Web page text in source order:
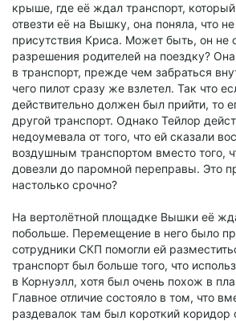
крыше, где её ждал транспорт,
отвезти её на Вышку, она поняла, что
присутствия Криса. Может быть, он не
разрешения родителей на поездку?
в транспорт, прежде чем забраться
чего пилот сразу же взлетел. Так что
действительно должен был прийти, то
другой транспорт. Однако Тейлор
недоумевала от того, что ей сказали
воздушным транспортом вместо того,
довезли до паромной переправы. Это
настолько срочно?
На вертолётной площадке Вышки её
побольше. Перемещение в него было
сотрудники СКП помогли ей
транспорт был больше того, что
в Корнуэлл, хотя был очень похож в
Главное отличие состояло в том, что
раздевалок там был короткий коридор